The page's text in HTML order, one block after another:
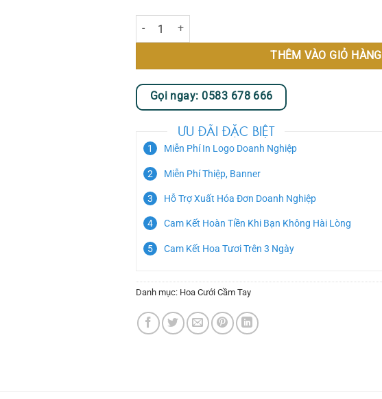
Hoa Cưới - Bình Minh số lượng
THÊM VÀO GIỎ HÀNG
Gọi ngay: 0583 678 666
ƯU ĐÃI ĐẶC BIỆT
Miễn Phí In Logo Doanh Nghiệp
Miễn Phí Thiệp, Banner
Hỗ Trợ Xuất Hóa Đơn Doanh Nghiệp
Cam Kết Hoàn Tiền Khi Bạn Không Hài Lòng
Cam Kết Hoa Tươi Trên 3 Ngày
Danh mục: Hoa Cưới Cầm Tay